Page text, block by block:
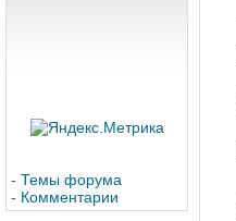
- Темы форума
- Комментарии